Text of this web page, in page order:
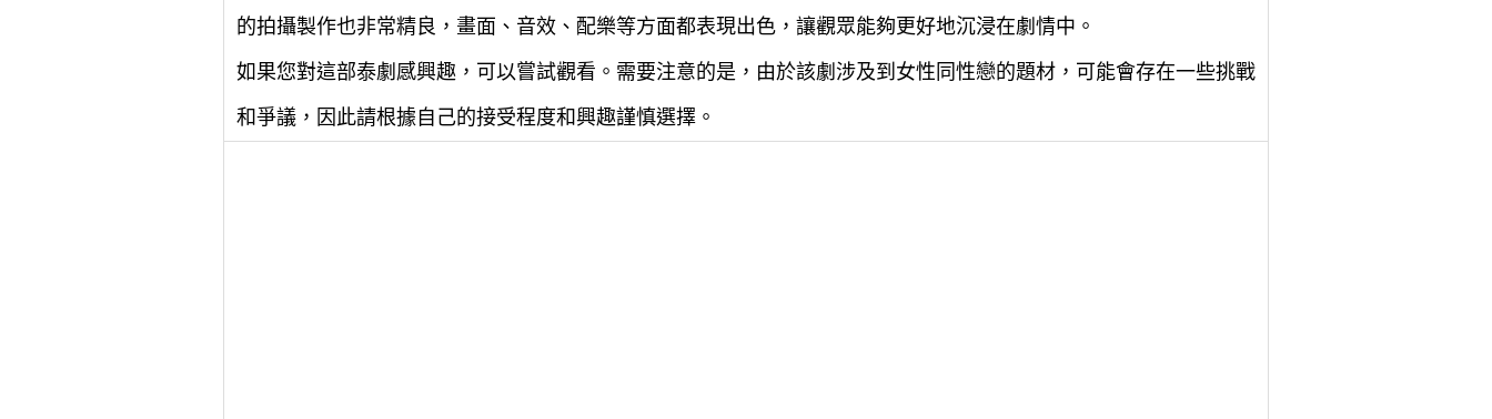
的拍攝製作也非常精良，畫面、音效、配樂等方面都表現出色，讓觀眾能夠更好地沉浸在劇情中。
如果您對這部泰劇感興趣，可以嘗試觀看。需要注意的是，由於該劇涉及到女性同性戀的題材，可能會存在一些挑戰
和爭議，因此請根據自己的接受程度和興趣謹慎選擇。